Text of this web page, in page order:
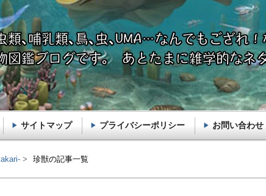
珍獣の記事一覧
-ikimono kakari-
サイトマップ プライバシーポリシー お問い合わせ